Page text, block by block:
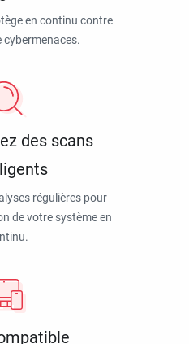
en continu contre
des scans
régulières pour
de votre système en